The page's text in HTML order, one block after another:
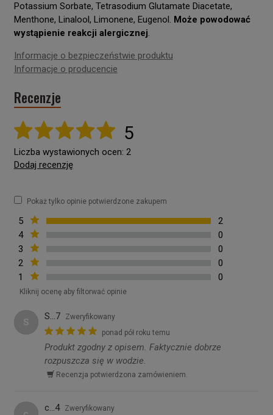
Potassium Sorbate, Tetrasodium Glutamate Diacetate,
Menthone, Linalool, Limonene, Eugenol. Może powodować
wystąpienie reakcji alergicznej.
Informacje o bezpieczeństwie produktu
Informacje o producencie
Recenzje
5
Liczba wystawionych ocen: 2
Dodaj recenzję
Pokaż tylko opinie potwierdzone zakupem
5
2
4
0
3
0
2
0
1
0
Kliknij ocenę aby filtorwać opinie
S
S...7
Zweryfikowany
ponad pół roku temu
Produkt zgodny z opisem. Faktycznie dobrze
rozpuszcza się w wodzie.
Recenzja potwierdzona zamówieniem.
c...4
Zweryfikowany